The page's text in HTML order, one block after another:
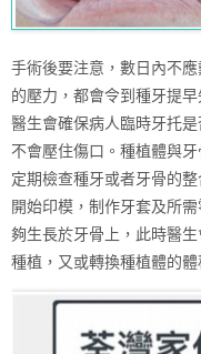
手術後要注意，數日內不
的壓力，都會令到種牙提
醫生會確保病人臨時牙托
不會壓住傷口。種植體與
定期檢查種牙或者牙骨的
開始印模，制作牙套及所
夠生長於牙骨上，此時醫
種植，又或轉換種植體的體